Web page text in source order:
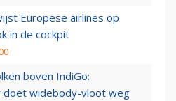
Europese airlines op
in de cockpit
boven IndiGo:
doet widebody-vloot weg